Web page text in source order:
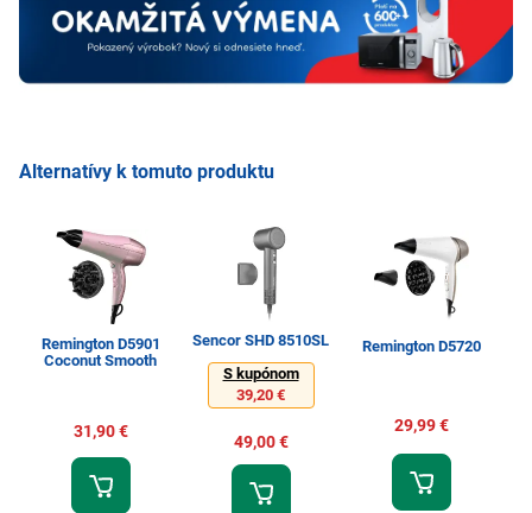
Alternatívy k tomuto produktu
Remington D5901
Coconut Smooth
31,90 €
Sencor SHD 8510SL
S kupónom
39,20 €
49,00 €
Remington D5720
29,99 €